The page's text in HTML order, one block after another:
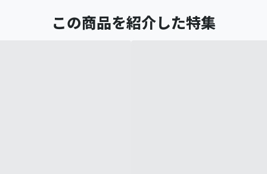
この商品を紹介した特集